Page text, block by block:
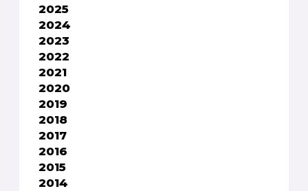
2025
2024
2023
2022
2021
2020
2019
2018
2017
2016
2015
2014